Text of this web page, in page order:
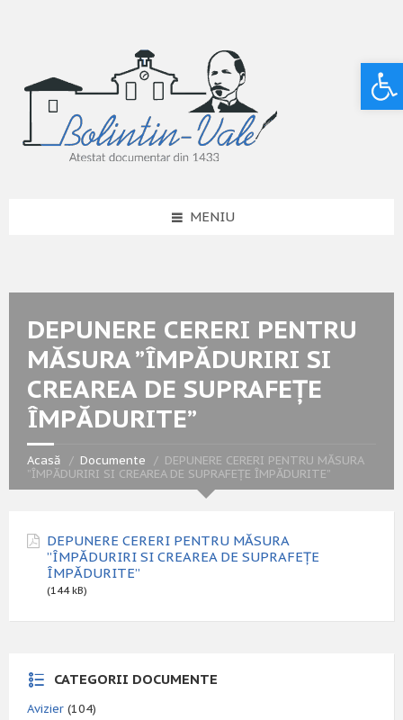
MENIU
DEPUNERE CERERI PENTRU
MĂSURA ”ÎMPĂDURIRI SI
CREAREA DE SUPRAFEȚE
ÎMPĂDURITE”
Acasă Documente
DEPUNERE CERERI PENTRU MĂSURA
”ÎMPĂDURIRI SI CREAREA DE SUPRAFEȚE ÎMPĂDURITE”
DEPUNERE CERERI PENTRU MĂSURA
”ÎMPĂDURIRI SI CREAREA DE SUPRAFEȚE
ÎMPĂDURITE”
(144 kB)
CATEGORII DOCUMENTE
Avizier (104)
Deschide bara de unelte